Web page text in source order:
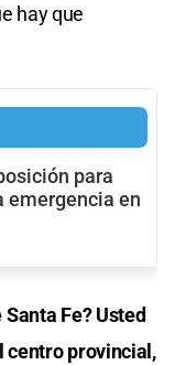
hay que
para
emergencia en
Fe? Usted
centro provincial,